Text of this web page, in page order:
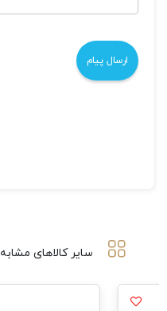
سایر کالاهای مشابه